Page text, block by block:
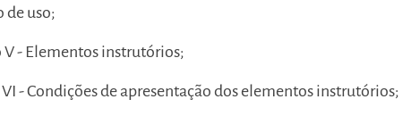
de uso;
V - Elementos instrutórios;
- Condições de apresentação dos elementos instrutórios;